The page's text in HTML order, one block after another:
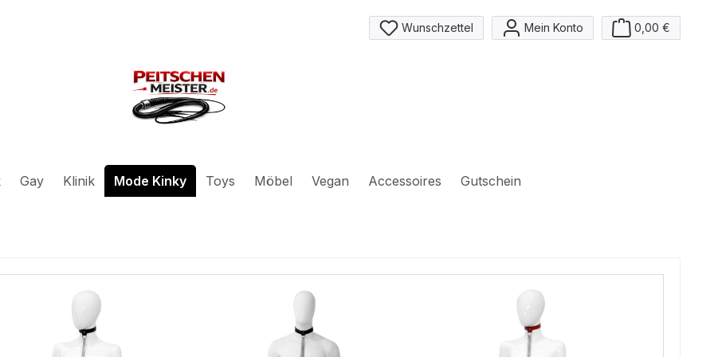
Wunschzettel Du hast 0 Produkte auf dem Merkzettel
Mein Konto 0,00 €
Gay Klinik Mode Kinky Toys Möbel Vegan Accessoires Gutschein